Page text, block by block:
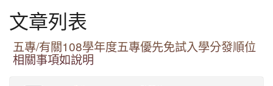
文章列表
五專/有關108學年度五專優先免試入學分發順位
相關事項如說明